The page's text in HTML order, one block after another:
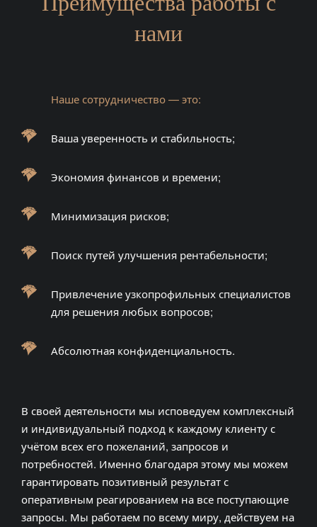
нами
Наше сотрудничество — это:
Ваша уверенность и стабильность;
Экономия финансов и времени;
Минимизация рисков;
Поиск путей улучшения рентабельности;
Привлечение узкопрофильных специалистов
для решения любых вопросов;
Абсолютная конфиденциальность.
В своей деятельности мы исповедуем комплексный
и индивидуальный подход к каждому клиенту с
учётом всех его пожеланий, запросов и
потребностей. Именно благодаря этому мы можем
гарантировать позитивный результат с
оперативным реагированием на все поступающие
запросы. Мы работаем по всему миру, действуем на